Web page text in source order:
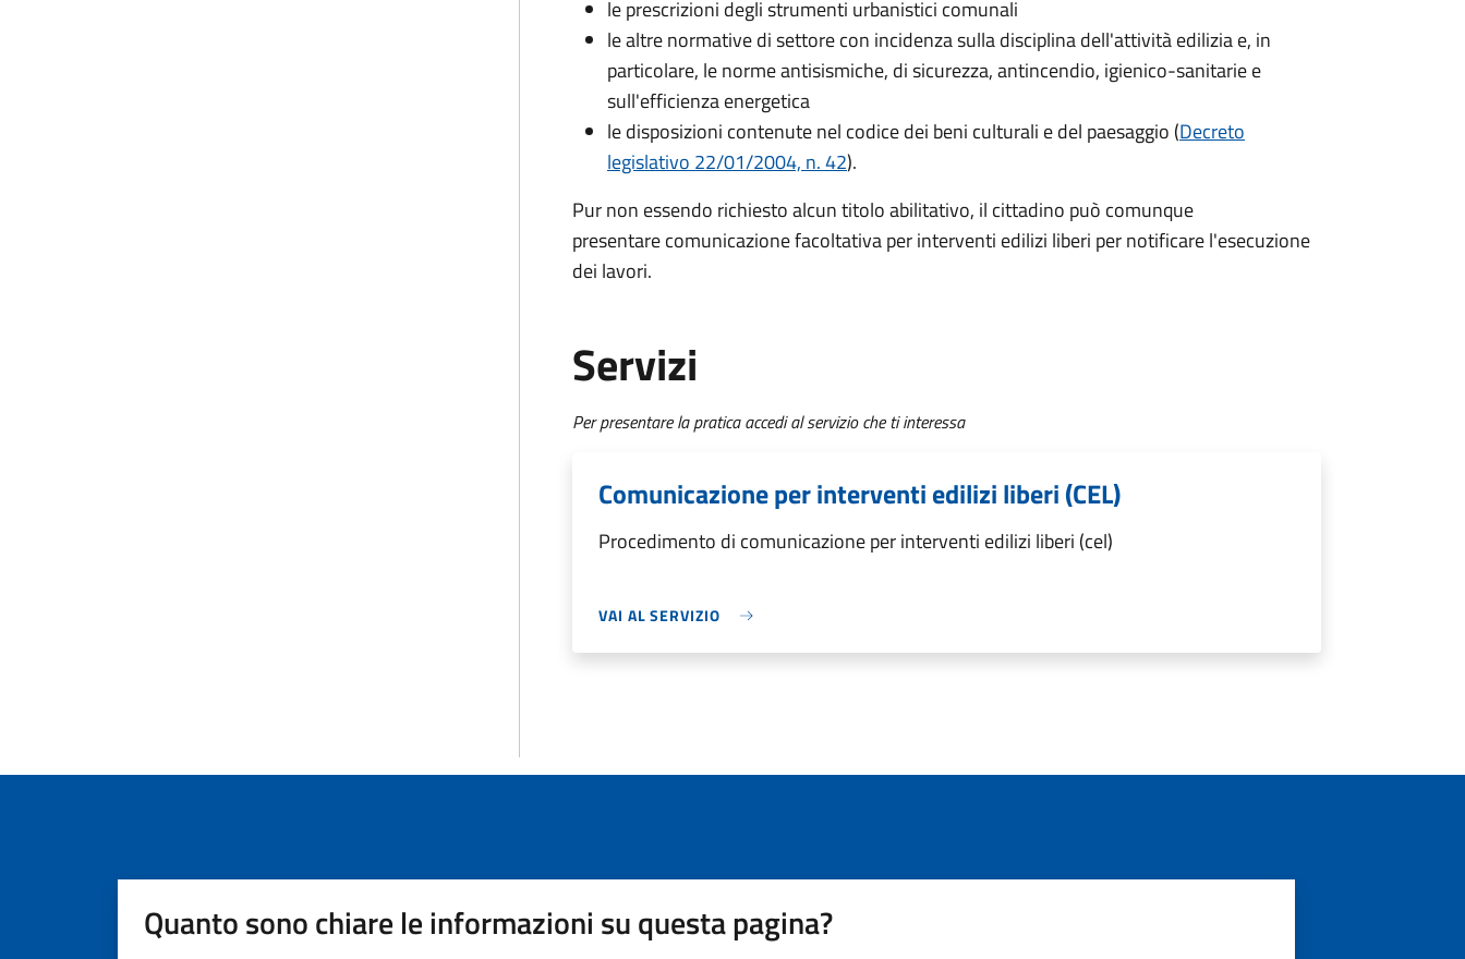
le prescrizioni degli strumenti urbanistici comunali
le altre normative di settore con incidenza sulla disciplina dell'attività edilizia e, in
particolare, le norme antisismiche, di sicurezza, antincendio, igienico-sanitarie e
sull'efficienza energetica
le disposizioni contenute nel codice dei beni culturali e del paesaggio (Decreto
legislativo 22/01/2004, n. 42).
Pur non essendo richiesto alcun titolo abilitativo, il cittadino può comunque
presentare comunicazione facoltativa per interventi edilizi liberi per notificare l'esecuzione
dei lavori.
Servizi
Per presentare la pratica accedi al servizio che ti interessa
Comunicazione per interventi edilizi liberi (CEL)
Procedimento di comunicazione per interventi edilizi liberi (cel)
VAI AL SERVIZIO
Quanto sono chiare le informazioni su questa pagina?